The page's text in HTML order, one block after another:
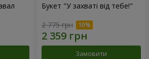
Букет "У захваті від тебе!"
2 775 грн
Замовити